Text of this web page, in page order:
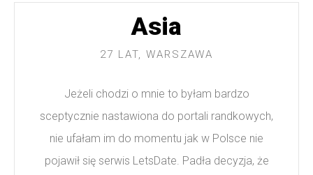
Asia
27 LAT, WARSZAWA
Jeżeli chodzi o mnie to byłam bardzo
sceptycznie nastawiona do portali randkowych,
nie ufałam im do momentu jak w Polsce nie
pojawił się serwis LetsDate. Padła decyzja, że